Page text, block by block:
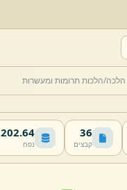
הלכות תרומות ומעשרות
36
קבצים
202.64 MB
נפח